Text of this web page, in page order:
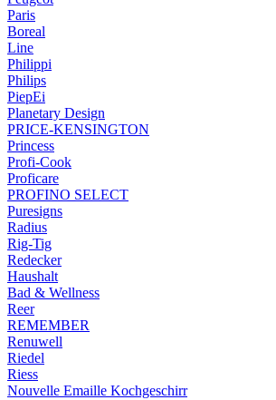
Paris
Boreal
Line
Philippi
Philips
PiepEi
Planetary Design
PRICE-KENSINGTON
Princess
Profi-Cook
Proficare
PROFINO SELECT
Puresigns
Radius
Rig-Tig
Redecker
Haushalt
Bad & Wellness
Reer
REMEMBER
Renuwell
Riedel
Riess
Nouvelle Emaille Kochgeschirr